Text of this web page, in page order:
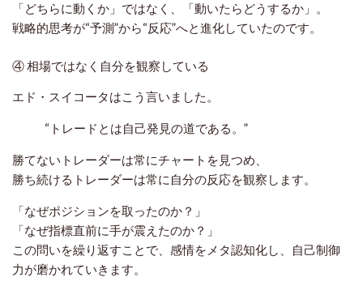
「どちらに動くか」ではなく、「動いたらどうするか」。
戦略的思考が“予測”から“反応”へと進化していたのです。
④ 相場ではなく自分を観察している
エド・スイコータはこう言いました。
“トレードとは自己発見の道である。”
勝てないトレーダーは常にチャートを見つめ、
勝ち続けるトレーダーは常に 自分の反応を観察します。
「なぜポジションを取ったのか？」
「なぜ指標直前に手が震えたのか？」
この問いを繰り返すことで、感情をメタ認知化し、自己制御
力が磨かれていきます。